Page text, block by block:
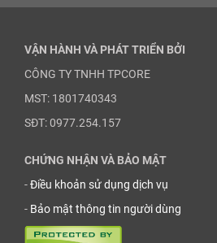
VẬN HÀNH VÀ PHÁT TRIỂN BỞI
CÔNG TY TNHH TPCORE
MST: 1801740343
SĐT: 0977.254.157
CHỨNG NHẬN VÀ BẢO MẬT
-Điều khoản sử dụng dịch vụ
- Bảo mật thông tin người dùng